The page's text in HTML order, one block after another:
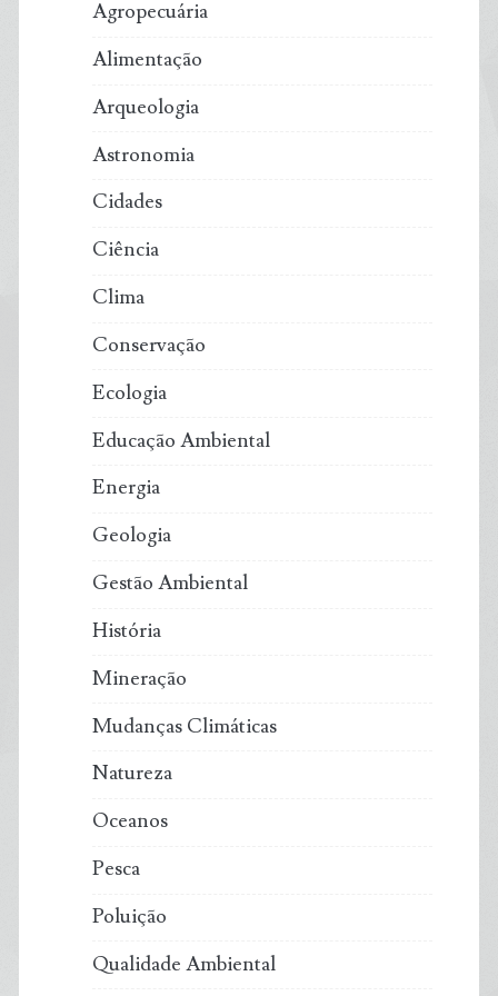
Agropecuária
Alimentação
Arqueologia
Astronomia
Cidades
Ciência
Clima
Conservação
Ecologia
Educação Ambiental
Energia
Geologia
Gestão Ambiental
História
Mineração
Mudanças Climáticas
Natureza
Oceanos
Pesca
Poluição
Qualidade Ambiental